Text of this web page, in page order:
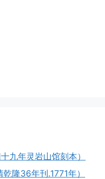
九年灵岩山馆刻本）
隆36年刊.1771年）